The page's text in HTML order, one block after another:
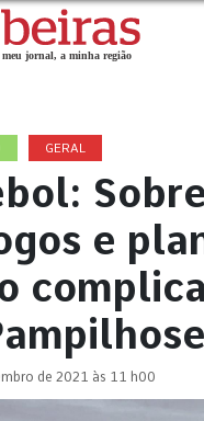
GERAL
e
de 2021 às 11 h00